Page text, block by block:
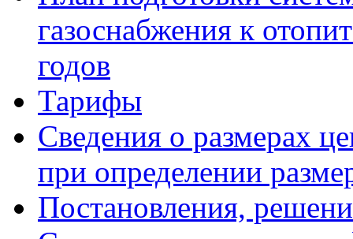
газоснабжения к
годов
Тарифы
Сведения о размерах
при определении
Постановления,